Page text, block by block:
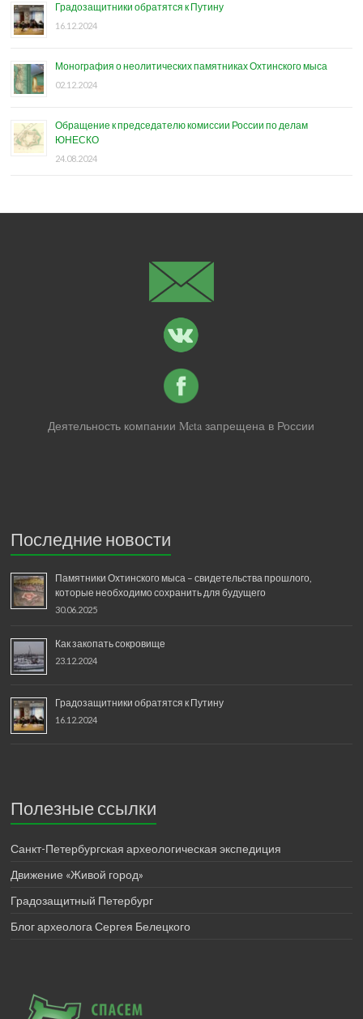
Градозащитники обратятся к Путину
16.12.2024
Монография о неолитических памятниках Охтинского мыса
02.12.2024
Обращение к председателю комиссии России по делам
ЮНЕСКО
24.08.2024
Деятельность компании Meta запрещена в России
Последние новости
Памятники Охтинского мыса – свидетельства прошлого,
которые необходимо сохранить для будущего
30.06.2025
Как закопать сокровище
23.12.2024
Градозащитники обратятся к Путину
16.12.2024
Полезные ссылки
Санкт-Петербургская археологическая экспедиция
Движение «Живой город»
Градозащитный Петербург
Блог археолога Сергея Белецкого